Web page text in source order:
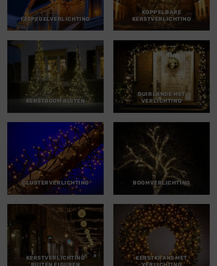
IJSPEGELVERLICHTING
KOPPELBARE
KERSTVERLICHTING
KERSTBOOM BUITEN
GUIRLANDE MET
VERLICHTING
CLUSTERVERLICHTING BOOMVERLICHTING
KERSTVERLICHTING
KERSTKRANS MET